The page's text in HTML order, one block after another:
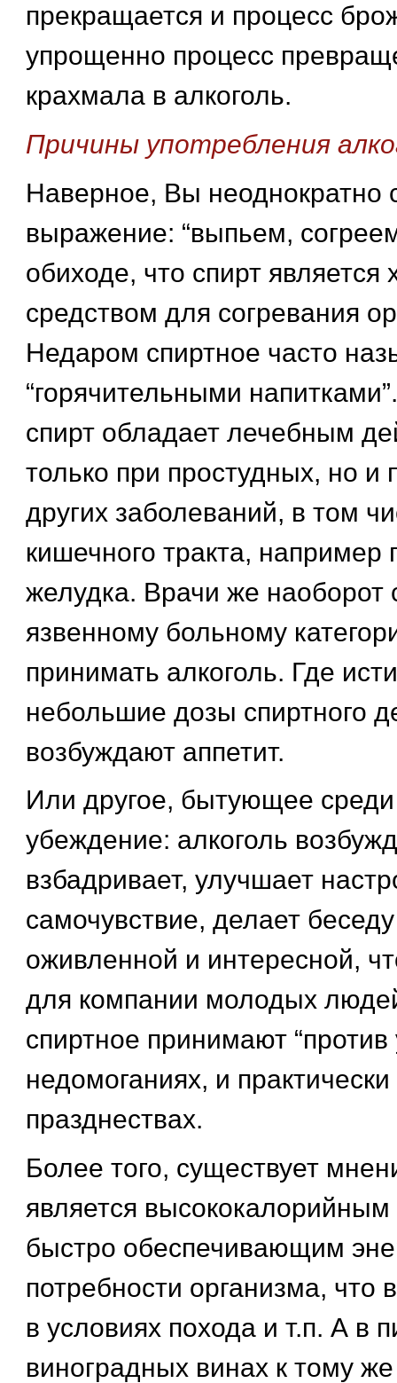
прекращается и процесс
упрощенно процесс
крахмала в алкоголь.
Причины употребления
Наверное, Вы
выражение: “выпьем,
обиходе, что спирт
средством для согревания
Недаром спиртное часто
“горячительными
спирт обладает лечебным
только при простудных, но и
других заболеваний, в том
кишечного тракта, например
желудка. Врачи же наоборот
язвенному больному
принимать алкоголь. Где
небольшие дозы спиртного
возбуждают аппетит.
Или другое, бытующее
убеждение: алкоголь
взбадривает, улучшает
самочувствие, делает
оживленной и интересной,
для компании молодых
спиртное принимают “против
недомоганиях, и практически
празднествах.
Более того, существует
является высококалорийным
быстро обеспечивающим
потребности организма, что
в условиях похода и т.п. А в
виноградных винах к тому